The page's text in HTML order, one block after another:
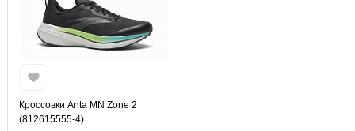
Кроссовки Anta MN Zone 2
(812615555-4)